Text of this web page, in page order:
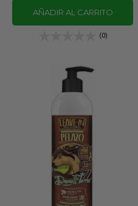
AÑADIR AL CARRITO
(0)